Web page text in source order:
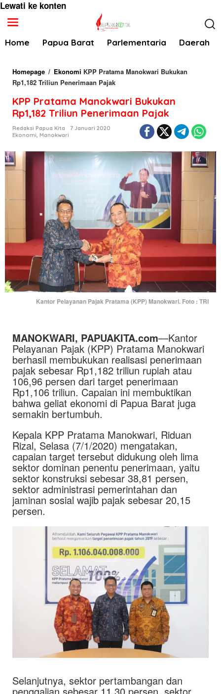
Lewati ke konten
Home Papua Barat Parlementaria Daerah
Homepage / Ekonomi KPP Pratama Manokwari Bukukan
Rp1,182 Triliun Penerimaan Pajak
KPP Pratama Manokwari Bukukan
Rp1,182 Triliun Penerimaan Pajak
Redaksi Papua Kita
7 Januari 2020
Ekonomi, Manokwari
Kantor Pelayanan Pajak Pratama (KPP) Manokwari. Foto : TRI
MANOKWARI, PAPUAKITA.com—Kantor
Pelayanan Pajak (KPP) Pratama Manokwari
berhasil membukukan realisasi penerimaan
pajak sebesar Rp1,182 triliun rupiah atau
106,96 persen dari target penerimaan
Rp1,106 triliun. Capaian ini membuktikan
bahwa geliat ekonomi di Papua Barat juga
semakin bertumbuh.
Kepala KPP Pratama Manokwari, Riduan
Rizal, Selasa (7/1/2020) mengatakan,
capaian target tersebut didukung oleh lima
sektor dominan penentu penerimaan, yaitu
sektor konstruksi sebesar 38,81 persen,
sektor administrasi pemerintahan dan
jaminan sosial wajib pajak sebesar 20,15
persen.
Selanjutnya, sektor pertambangan dan